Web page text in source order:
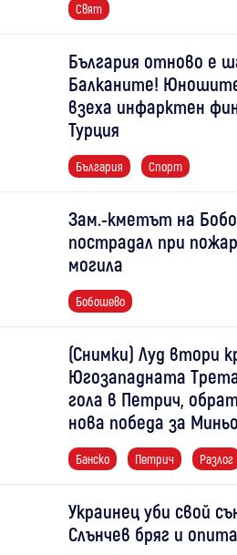
Свят
България отново е
Балканите! Юношите
взеха инфарктен
Турция
България Спорт
Зам.-кметът на
пострадал при
могила
Бобошево
(Снимки) Луд втори
Югозападната
гола в Петрич,
нова победа за
Банско Петрич Разлог
Украинец уби свой
Слънчев бряг и